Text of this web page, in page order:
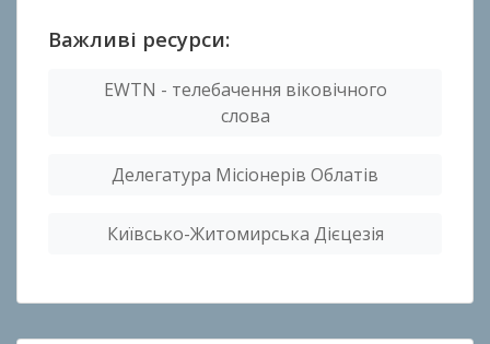
Важливі ресурси:
EWTN - телебачення віковічного
слова
Делегатура Місіонерів Облатів
Київсько-Житомирська Дієцезія